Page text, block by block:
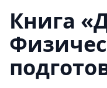
Книга